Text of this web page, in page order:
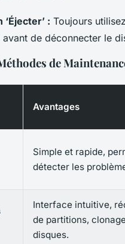
: Toujours
avant de déconnecter le
de
Avantages
Simple et rapide,
détecter les
Interface intuitive,
de partitions,
disques.